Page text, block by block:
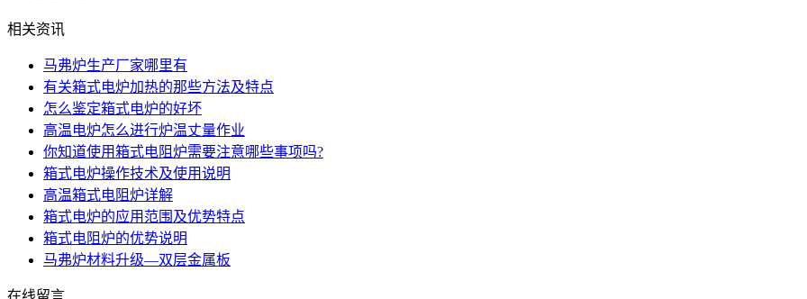
相关资讯
马弗炉生产厂家哪里有
有关箱式电炉加热的那些方法及特点
怎么鉴定箱式电炉的好坏
高温电炉怎么进行炉温丈量作业
你知道使用箱式电阻炉需要注意哪些事项吗?
箱式电炉操作技术及使用说明
高温箱式电阻炉详解
箱式电炉的应用范围及优势特点
箱式电阻炉的优势说明
马弗炉材料升级—双层金属板